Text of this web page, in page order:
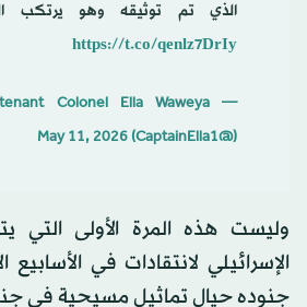
الذي تم توثيقه وهو يرتكب
https://t.co/qenlz7DrIy
(@CaptainElla1)
May 11, 2026
وليست هذه المرة الأولى
الإسرائيلي لانتقادات في
جنوده حيال تماثيل مسيحية في